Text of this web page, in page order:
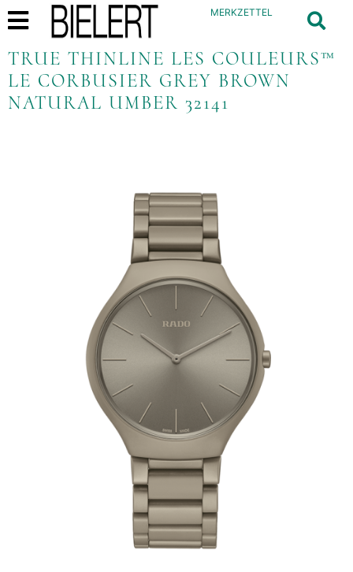
MERKZETTEL
TRUE THINLINE LES COULEURS™
LE CORBUSIER GREY BROWN
NATURAL UMBER 32141